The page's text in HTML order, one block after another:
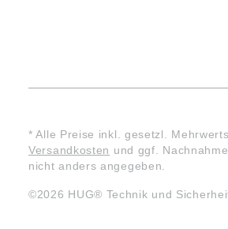
* Alle Preise inkl. gesetzl.
Versandkosten und ggf.
nicht anders angegeben.
©2026 HUG® Technik und